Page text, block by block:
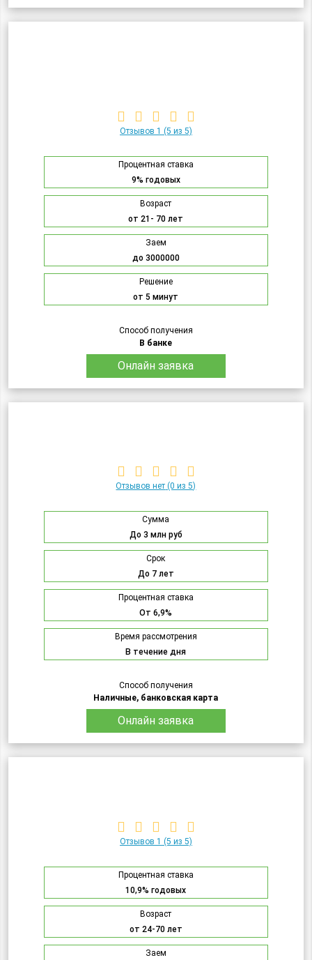
Отзывов 1 (5 из 5)
Процентная ставка
9% годовых
Возраст
от 21- 70 лет
Заем
до 3000000
Решение
от 5 минут
Способ получения
В банке
Онлайн заявка
Отзывов нет (0 из 5)
Сумма
До 3 млн руб
Срок
До 7 лет
Процентная ставка
От 6,9%
Время рассмотрения
В течение дня
Способ получения
Наличные, банковская карта
Онлайн заявка
Отзывов 1 (5 из 5)
Процентная ставка
10,9% годовых
Возраст
от 24-70 лет
Заем